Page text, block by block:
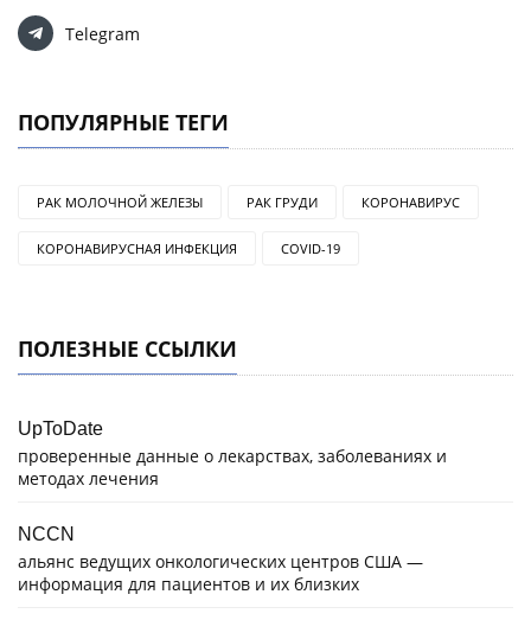
Telegram
ПОПУЛЯРНЫЕ ТЕГИ
РАК МОЛОЧНОЙ ЖЕЛЕЗЫ РАК ГРУДИ КОРОНАВИРУС
КОРОНАВИРУСНАЯ ИНФЕКЦИЯ COVID-19
ПОЛЕЗНЫЕ ССЫЛКИ
UpToDate
проверенные данные о лекарствах, заболеваниях и
методах лечения
NCCN
альянс ведущих онкологических центров США —
информация для пациентов и их близких